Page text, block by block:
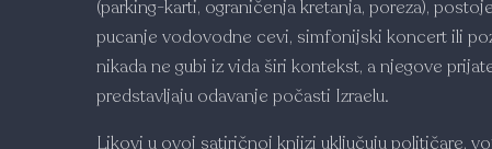
(parking-karti, ograničenja kretanja, poreza),
pucanje vodovodne cevi, simfonijski koncert ili
nikada ne gubi iz vida širi kontekst, a njegove
predstavljaju odavanje počasti Izraelu.
Likovi u ovoj satiričnoj knjizi uključuju političare,